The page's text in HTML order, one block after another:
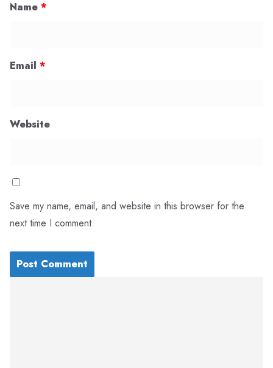
Name *
Email *
Website
Save my name, email, and website in this browser for the
next time I comment.